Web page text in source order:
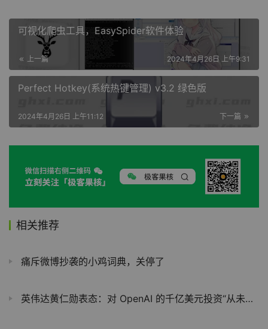
可视化爬虫工具，EasySpider软件体验
上一篇 2024年4月26日 上午9:31
Perfect Hotkey(系统热键管理) v3.2 绿色版
下一篇
2024年4月26日 上午11:12
相关推荐
痛斥微博抄袭的小鸡词典，关停了
英伟达黄仁勋表态：对 OpenAI 的千亿美元投资“从未是承诺”